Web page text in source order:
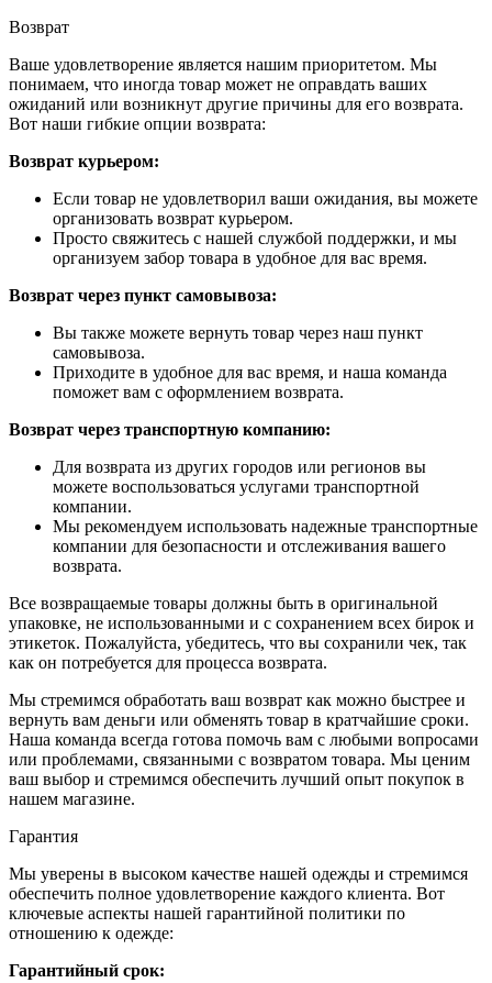
Возврат
Ваше удовлетворение является нашим приоритетом. Мы
понимаем, что иногда товар может не оправдать ваших
ожиданий или возникнут другие причины для его возврата.
Вот наши гибкие опции возврата:
Возврат курьером:
Если товар не удовлетворил ваши ожидания, вы можете
организовать возврат курьером.
Просто свяжитесь с нашей службой поддержки, и мы
организуем забор товара в удобное для вас время.
Возврат через пункт самовывоза:
Вы также можете вернуть товар через наш пункт
самовывоза.
Приходите в удобное для вас время, и наша команда
поможет вам с оформлением возврата.
Возврат через транспортную компанию:
Для возврата из других городов или регионов вы
можете воспользоваться услугами транспортной
компании.
Мы рекомендуем использовать надежные транспортные
компании для безопасности и отслеживания вашего
возврата.
Все возвращаемые товары должны быть в оригинальной
упаковке, не использованными и с сохранением всех бирок и
этикеток. Пожалуйста, убедитесь, что вы сохранили чек, так
как он потребуется для процесса возврата.
Мы стремимся обработать ваш возврат как можно быстрее и
вернуть вам деньги или обменять товар в кратчайшие сроки.
Наша команда всегда готова помочь вам с любыми вопросами
или проблемами, связанными с возвратом товара. Мы ценим
ваш выбор и стремимся обеспечить лучший опыт покупок в
нашем магазине.
Гарантия
Мы уверены в высоком качестве нашей одежды и стремимся
обеспечить полное удовлетворение каждого клиента. Вот
ключевые аспекты нашей гарантийной политики по
отношению к одежде:
Гарантийный срок: